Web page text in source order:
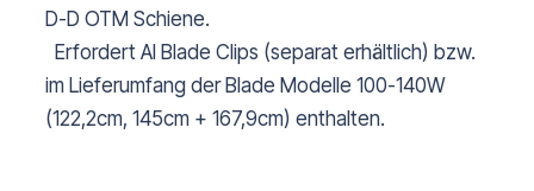
D-D OTM Schiene.
Erfordert AI Blade Clips (separat erhältlich) bzw.
im Lieferumfang der Blade Modelle 100-140W
(122,2cm, 145cm + 167,9cm) enthalten.